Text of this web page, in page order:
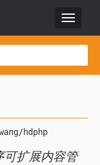
Toggle
可扩展内容管